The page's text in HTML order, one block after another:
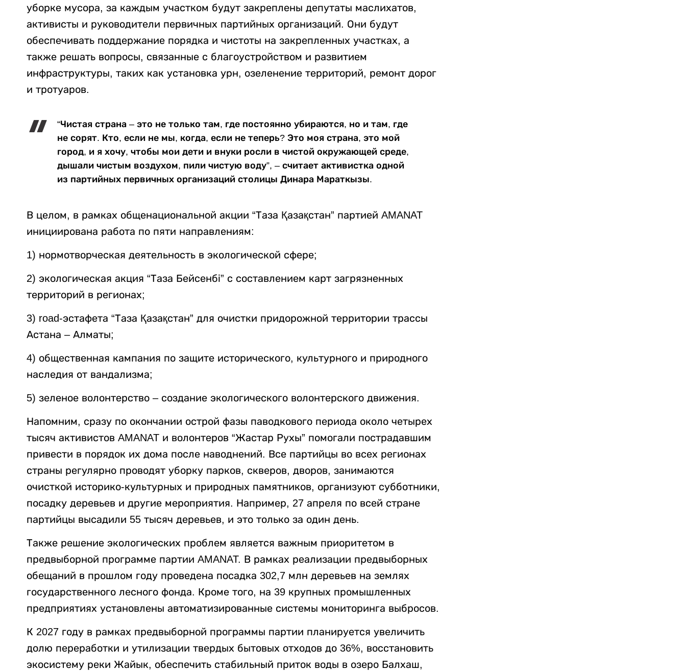
уборке мусора, за каждым участком будут закреплены депутаты маслихатов,
активисты и руководители первичных партийных организаций. Они будут
обеспечивать поддержание порядка и чистоты на закрепленных участках, а
также решать вопросы, связанные с благоустройством и развитием
инфраструктуры, таких как установка урн, озеленение территорий, ремонт дорог
и тротуаров.
“Чистая страна – это не только там, где постоянно убираются, но и там, где
не сорят. Кто, если не мы, когда, если не теперь? Это моя страна, это мой
город, и я хочу, чтобы мои дети и внуки росли в чистой окружающей среде,
дышали чистым воздухом, пили чистую воду”, – считает активистка одной
из партийных первичных организаций столицы Динара Мараткызы.
В целом, в рамках общенациональной акции “Таза Қазақстан” партией AMANAT
инициирована работа по пяти направлениям:
1) нормотворческая деятельность в экологической сфере;
2) экологическая акция “Таза Бейсенбі” с составлением карт загрязненных
территорий в регионах;
3) road-эстафета “Таза Қазақстан” для очистки придорожной территории трассы
Астана – Алматы;
4) общественная кампания по защите исторического, культурного и природного
наследия от вандализма;
5) зеленое волонтерство – создание экологического волонтерского движения.
Напомним, сразу по окончании острой фазы паводкового периода около четырех
тысяч активистов AMANAT и волонтеров “Жастар Рухы” помогали пострадавшим
привести в порядок их дома после наводнений. Все партийцы во всех регионах
страны регулярно проводят уборку парков, скверов, дворов, занимаются
очисткой историко-культурных и природных памятников, организуют субботники,
посадку деревьев и другие мероприятия. Например, 27 апреля по всей стране
партийцы высадили 55 тысяч деревьев, и это только за один день.
Также решение экологических проблем является важным приоритетом в
предвыборной программе партии AMANAT. В рамках реализации предвыборных
обещаний в прошлом году проведена посадка 302,7 млн деревьев на землях
государственного лесного фонда. Кроме того, на 39 крупных промышленных
предприятиях установлены автоматизированные системы мониторинга выбросов.
К 2027 году в рамках предвыборной программы партии планируется увеличить
долю переработки и утилизации твердых бытовых отходов до 36%, восстановить
экосистему реки Жайык, обеспечить стабильный приток воды в озеро Балхаш,